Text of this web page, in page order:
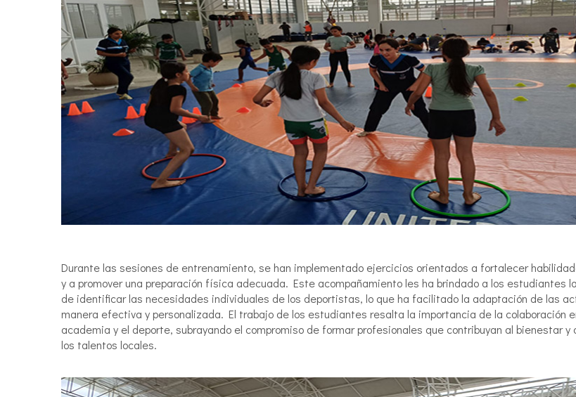
Durante las sesiones de entrenamiento, se han implementado ejercicios orientados a fortalecer
y a promover una preparación física adecuada. Este acompañamiento les ha brindado a los estudiantes
de identificar las necesidades individuales de los deportistas, lo que ha facilitado la adaptación de las
manera efectiva y personalizada. El trabajo de los estudiantes resalta la importancia de la colaboración
academia y el deporte, subrayando el compromiso de formar profesionales que contribuyan al bienestar y
los talentos locales.